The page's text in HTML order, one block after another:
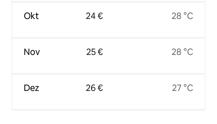
Okt
Nov
Dez
24 €
25 €
26 €
28 °C
28 °C
27 °C